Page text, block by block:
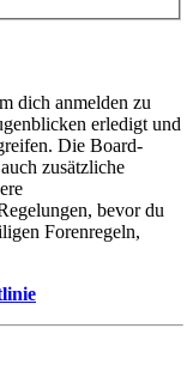
dich anmelden zu
erledigt und
Die Board-
zusätzliche
bevor du
Forenregeln,